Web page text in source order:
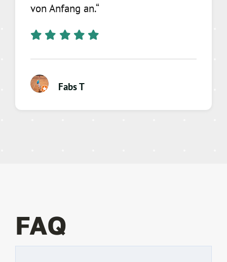
von Anfang an.“
Fabs T
FAQ